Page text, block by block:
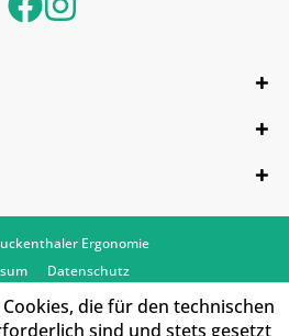
Ergonomie
Datenschutz
die für den technischen
sind und stets gesetzt